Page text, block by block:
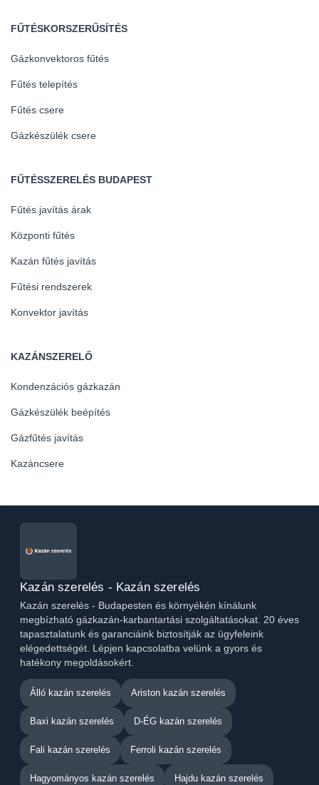
FŰTÉSKORSZERŰSÍTÉS
Gázkonvektoros fűtés
Fűtés telepítés
Fűtés csere
Gázkészülék csere
FŰTÉSSZERELÉS BUDAPEST
Fűtés javítás árak
Központi fűtés
Kazán fűtés javítás
Fűtési rendszerek
Konvektor javítás
KAZÁNSZERELŐ
Kondenzációs gázkazán
Gázkészülék beépítés
Gázfűtés javítás
Kazáncsere
Kazán szerelés - Kazán szerelés
Kazán szerelés - Budapesten és környékén kínálunk
megbízható gázkazán-karbantartási szolgáltatásokat. 20 éves
tapasztalatunk és garanciáink biztosítják az ügyfeleink
elégedettségét. Lépjen kapcsolatba velünk a gyors és
hatékony megoldásokért.
Álló kazán szerelés Ariston kazán szerelés
Baxi kazán szerelés D-ÉG kazán szerelés
Fali kazán szerelés Ferroli kazán szerelés
Hagyományos kazán szerelés Hajdu kazán szerelés